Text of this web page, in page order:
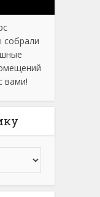
собрали
вами!